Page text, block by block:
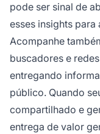
pode ser sinal de
esses insights
Acompanhe
buscadores e
entregando
público. Quando
compartilhado e
entrega de valor